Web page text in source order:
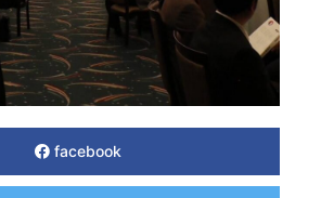
facebook